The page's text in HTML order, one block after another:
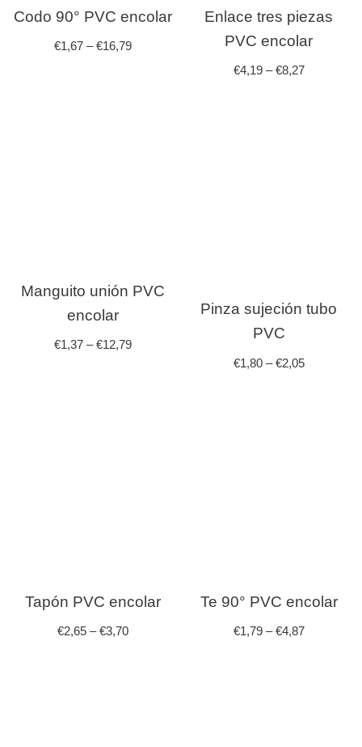
Codo 90° PVC encolar
€1,67 –€16,79
Enlace tres piezas
PVC encolar
€4,19–€8,27
Manguito unión PVC
encolar
€1,37 –€12,79
Pinza sujeción tubo
PVC
€1,80–€2,05
Tapón PVC encolar
€2,65 –€3,70
Te 90° PVC encolar
€1,79–€4,87